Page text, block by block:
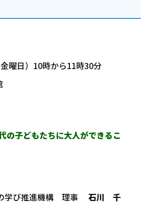
曜日）10時から11時30分
の子どもたちに大人ができるこ
学び推進機構 理事 石川 千